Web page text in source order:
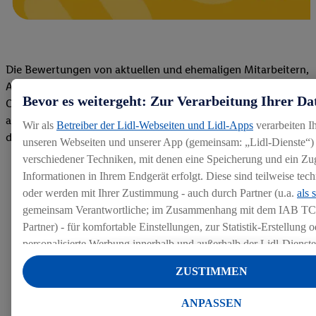
Die Bewertungen von aktuellen und ehemaligen Mitarbeitern,
Azubis und externen Bewerbern haben uns zu einer Top
Company gemacht. Wir freuen uns über unseren guten Score
auf dem Arbeitgeber-Bewertungsportal kununu.Hier geht's zu
den Bewertungen
Bevor es weitergeht: Zur Verarbeitung Ihrer
Wir als Betreiber der Lidl-Webseiten und Lidl-Apps verarbeiten
unseren Webseiten und unserer App (gemeinsam: „Lidl-
verschiedener Techniken, mit denen eine Speicherung und ein
Informationen in Ihrem Endgerät erfolgt. Diese sind teilweise
oder werden mit Ihrer Zustimmung - auch durch Partner (u.a. als
gemeinsam Verantwortliche; im Zusammenhang mit dem IAB
Partner) - für komfortable Einstellungen, zur Statistik-Erstellung
personalisierte Werbung innerhalb und außerhalb der Lidl-
Datenverarbeitungen für personalisierte Werbung werden
Werbung auszusteuern und um Dritten die Ausspielung von
ANPASSEN
ZUSTIMMEN